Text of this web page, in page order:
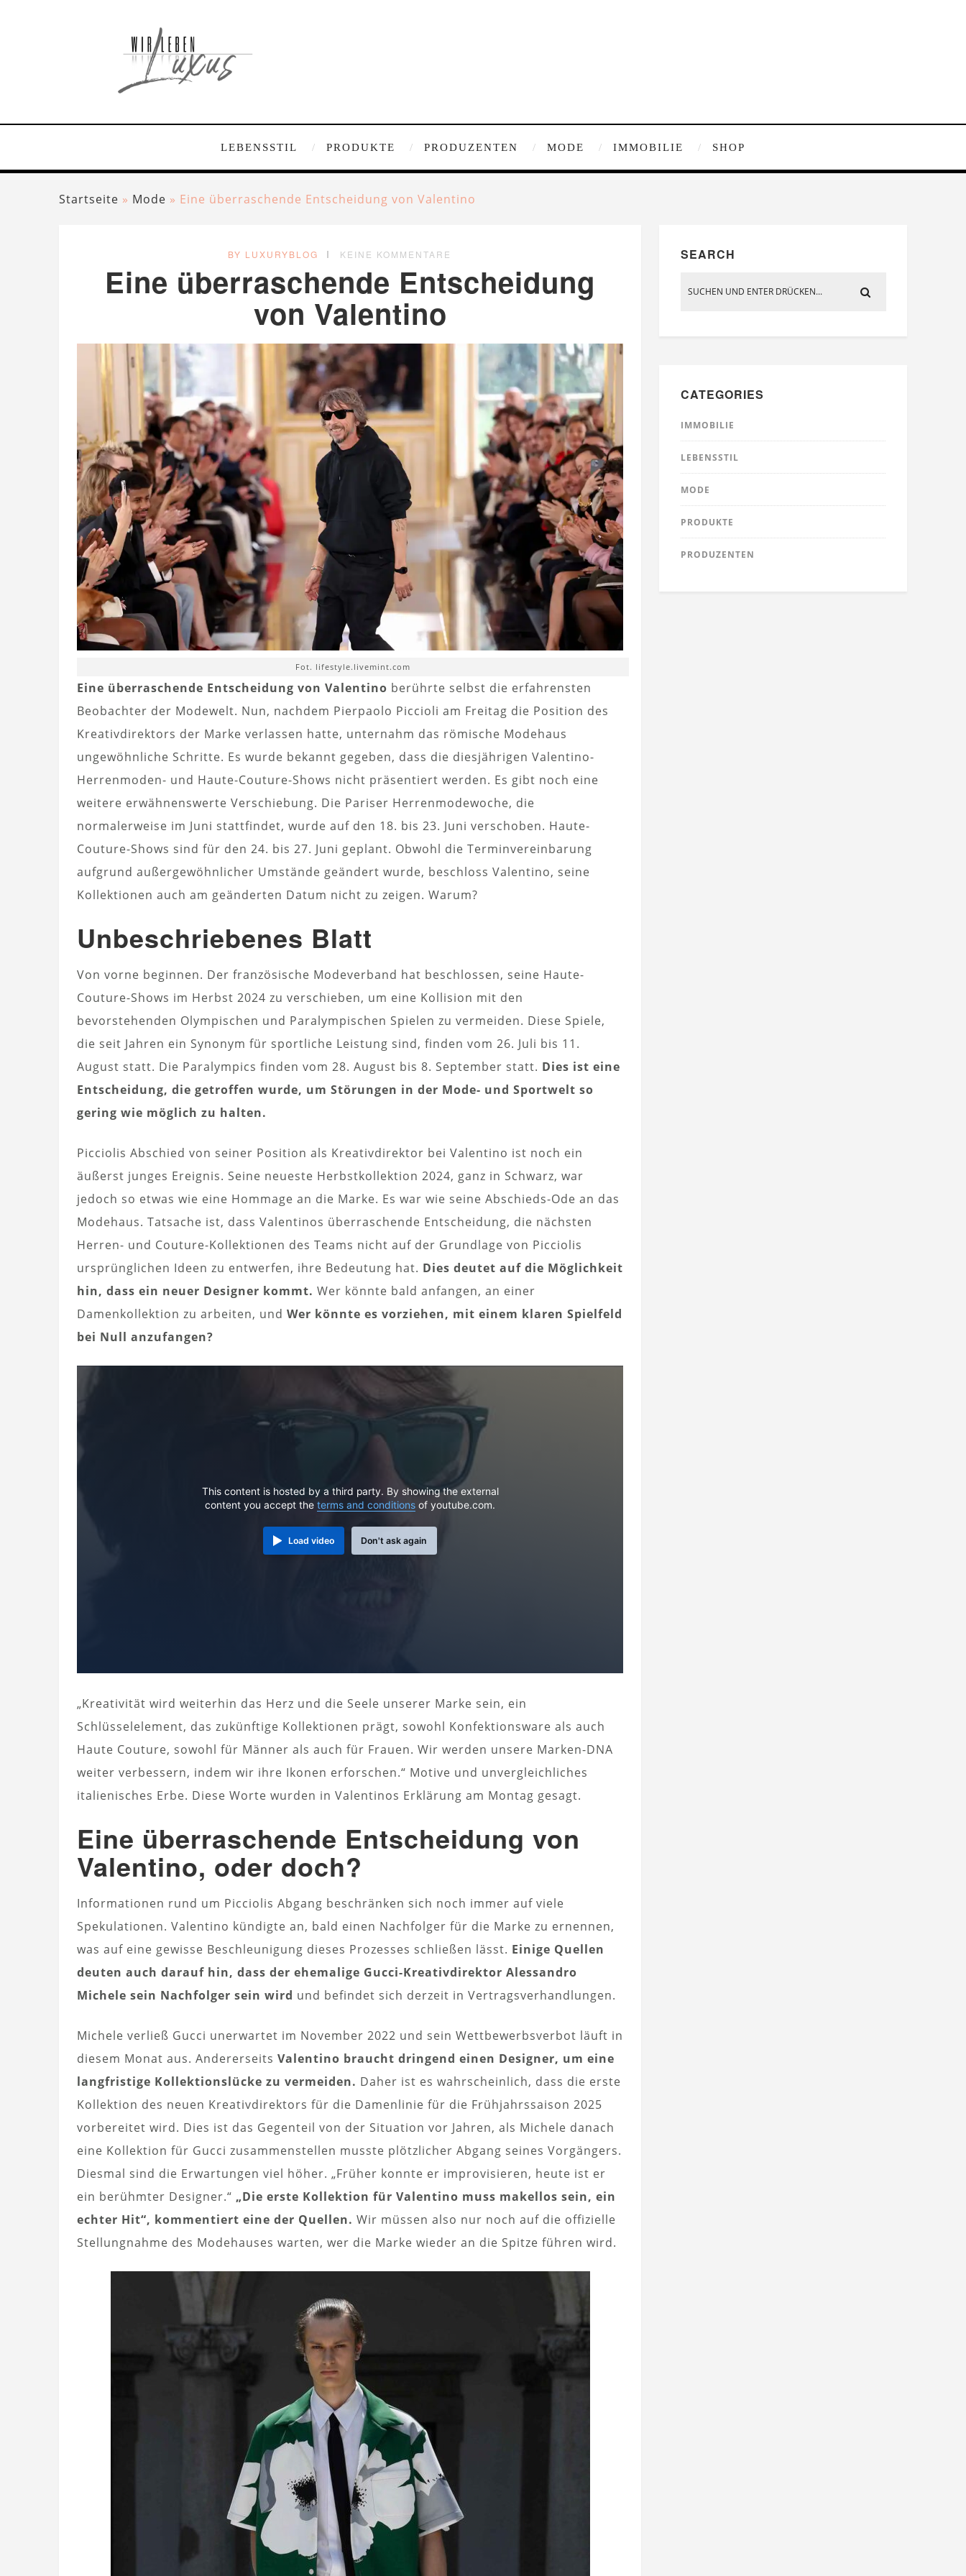
LEBENSSTIL PRODUKTE PRODUZENTEN MODE IMMOBILIE SHOP
Startseite » Mode » Eine überraschende Entscheidung von Valentino
BY LUXURYBLOG KEINE KOMMENTARE
Eine überraschende Entscheidung
von Valentino
Fot. lifestyle.livemint.com
Eine überraschende Entscheidung von Valentino berührte selbst die erfahrensten
Beobachter der Modewelt. Nun, nachdem Pierpaolo Piccioli am Freitag die Position des
Kreativdirektors der Marke verlassen hatte, unternahm das römische Modehaus
ungewöhnliche Schritte. Es wurde bekannt gegeben, dass die diesjährigen Valentino-
Herrenmoden- und Haute-Couture-Shows nicht präsentiert werden. Es gibt noch eine
weitere erwähnenswerte Verschiebung. Die Pariser Herrenmodewoche, die
normalerweise im Juni stattfindet, wurde auf den 18. bis 23. Juni verschoben. Haute-
Couture-Shows sind für den 24. bis 27. Juni geplant. Obwohl die Terminvereinbarung
aufgrund außergewöhnlicher Umstände geändert wurde, beschloss Valentino, seine
Kollektionen auch am geänderten Datum nicht zu zeigen. Warum?
Unbeschriebenes Blatt
Von vorne beginnen. Der französische Modeverband hat beschlossen, seine Haute-
Couture-Shows im Herbst 2024 zu verschieben, um eine Kollision mit den
bevorstehenden Olympischen und Paralympischen Spielen zu vermeiden. Diese Spiele,
die seit Jahren ein Synonym für sportliche Leistung sind, finden vom 26. Juli bis 11.
August statt. Die Paralympics finden vom 28. August bis 8. September statt. Dies ist eine
Entscheidung, die getroffen wurde, um Störungen in der Mode- und Sportwelt so
gering wie möglich zu halten.
Picciolis Abschied von seiner Position als Kreativdirektor bei Valentino ist noch ein
äußerst junges Ereignis. Seine neueste Herbstkollektion 2024, ganz in Schwarz, war
jedoch so etwas wie eine Hommage an die Marke. Es war wie seine Abschieds-Ode an das
Modehaus. Tatsache ist, dass Valentinos überraschende Entscheidung, die nächsten
Herren- und Couture-Kollektionen des Teams nicht auf der Grundlage von Picciolis
ursprünglichen Ideen zu entwerfen, ihre Bedeutung hat. Dies deutet auf die Möglichkeit
hin, dass ein neuer Designer kommt. Wer könnte bald anfangen, an einer
Damenkollektion zu arbeiten, und Wer könnte es vorziehen, mit einem klaren Spielfeld
bei Null anzufangen?
This content is hosted by a third party. By showing the external
content you accept the terms and conditions of youtube.com.
Load video Don't ask again
„Kreativität wird weiterhin das Herz und die Seele unserer Marke sein, ein
Schlüsselelement, das zukünftige Kollektionen prägt, sowohl Konfektionsware als auch
Haute Couture, sowohl für Männer als auch für Frauen. Wir werden unsere Marken-DNA
weiter verbessern, indem wir ihre Ikonen erforschen.“ Motive und unvergleichliches
italienisches Erbe. Diese Worte wurden in Valentinos Erklärung am Montag gesagt.
Eine überraschende Entscheidung von
Valentino, oder doch?
Informationen rund um Picciolis Abgang beschränken sich noch immer auf viele
Spekulationen. Valentino kündigte an, bald einen Nachfolger für die Marke zu ernennen,
was auf eine gewisse Beschleunigung dieses Prozesses schließen lässt. Einige Quellen
deuten auch darauf hin, dass der ehemalige Gucci-Kreativdirektor Alessandro
Michele sein Nachfolger sein wird und befindet sich derzeit in Vertragsverhandlungen.
Michele verließ Gucci unerwartet im November 2022 und sein Wettbewerbsverbot läuft in
diesem Monat aus. Andererseits Valentino braucht dringend einen Designer, um eine
langfristige Kollektionslücke zu vermeiden. Daher ist es wahrscheinlich, dass die erste
Kollektion des neuen Kreativdirektors für die Damenlinie für die Frühjahrssaison 2025
vorbereitet wird. Dies ist das Gegenteil von der Situation vor Jahren, als Michele danach
eine Kollektion für Gucci zusammenstellen musste plötzlicher Abgang seines Vorgängers.
Diesmal sind die Erwartungen viel höher. „Früher konnte er improvisieren, heute ist er
ein berühmter Designer.“ „Die erste Kollektion für Valentino muss makellos sein, ein
echter Hit“, kommentiert eine der Quellen. Wir müssen also nur noch auf die offizielle
Stellungnahme des Modehauses warten, wer die Marke wieder an die Spitze führen wird.
SEARCH
CATEGORIES
IMMOBILIE
LEBENSSTIL
MODE
PRODUKTE
PRODUZENTEN